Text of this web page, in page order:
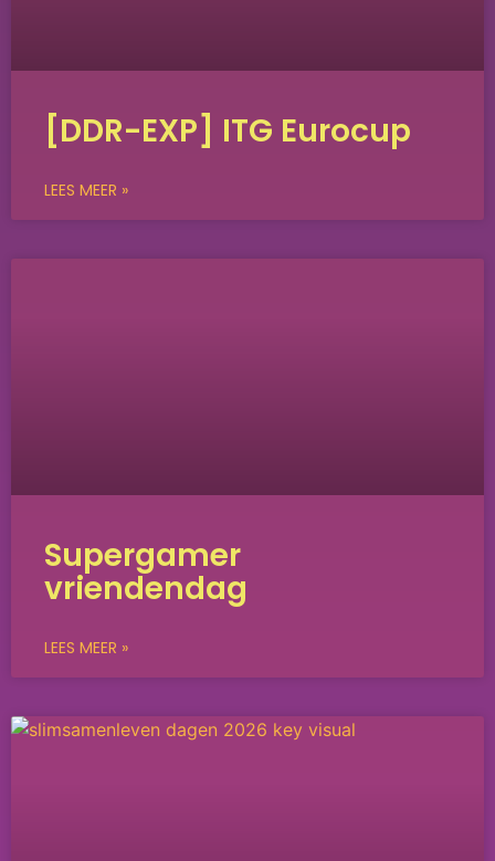
[DDR-EXP] ITG Eurocup
LEES MEER »
Supergamer
vriendendag
LEES MEER »